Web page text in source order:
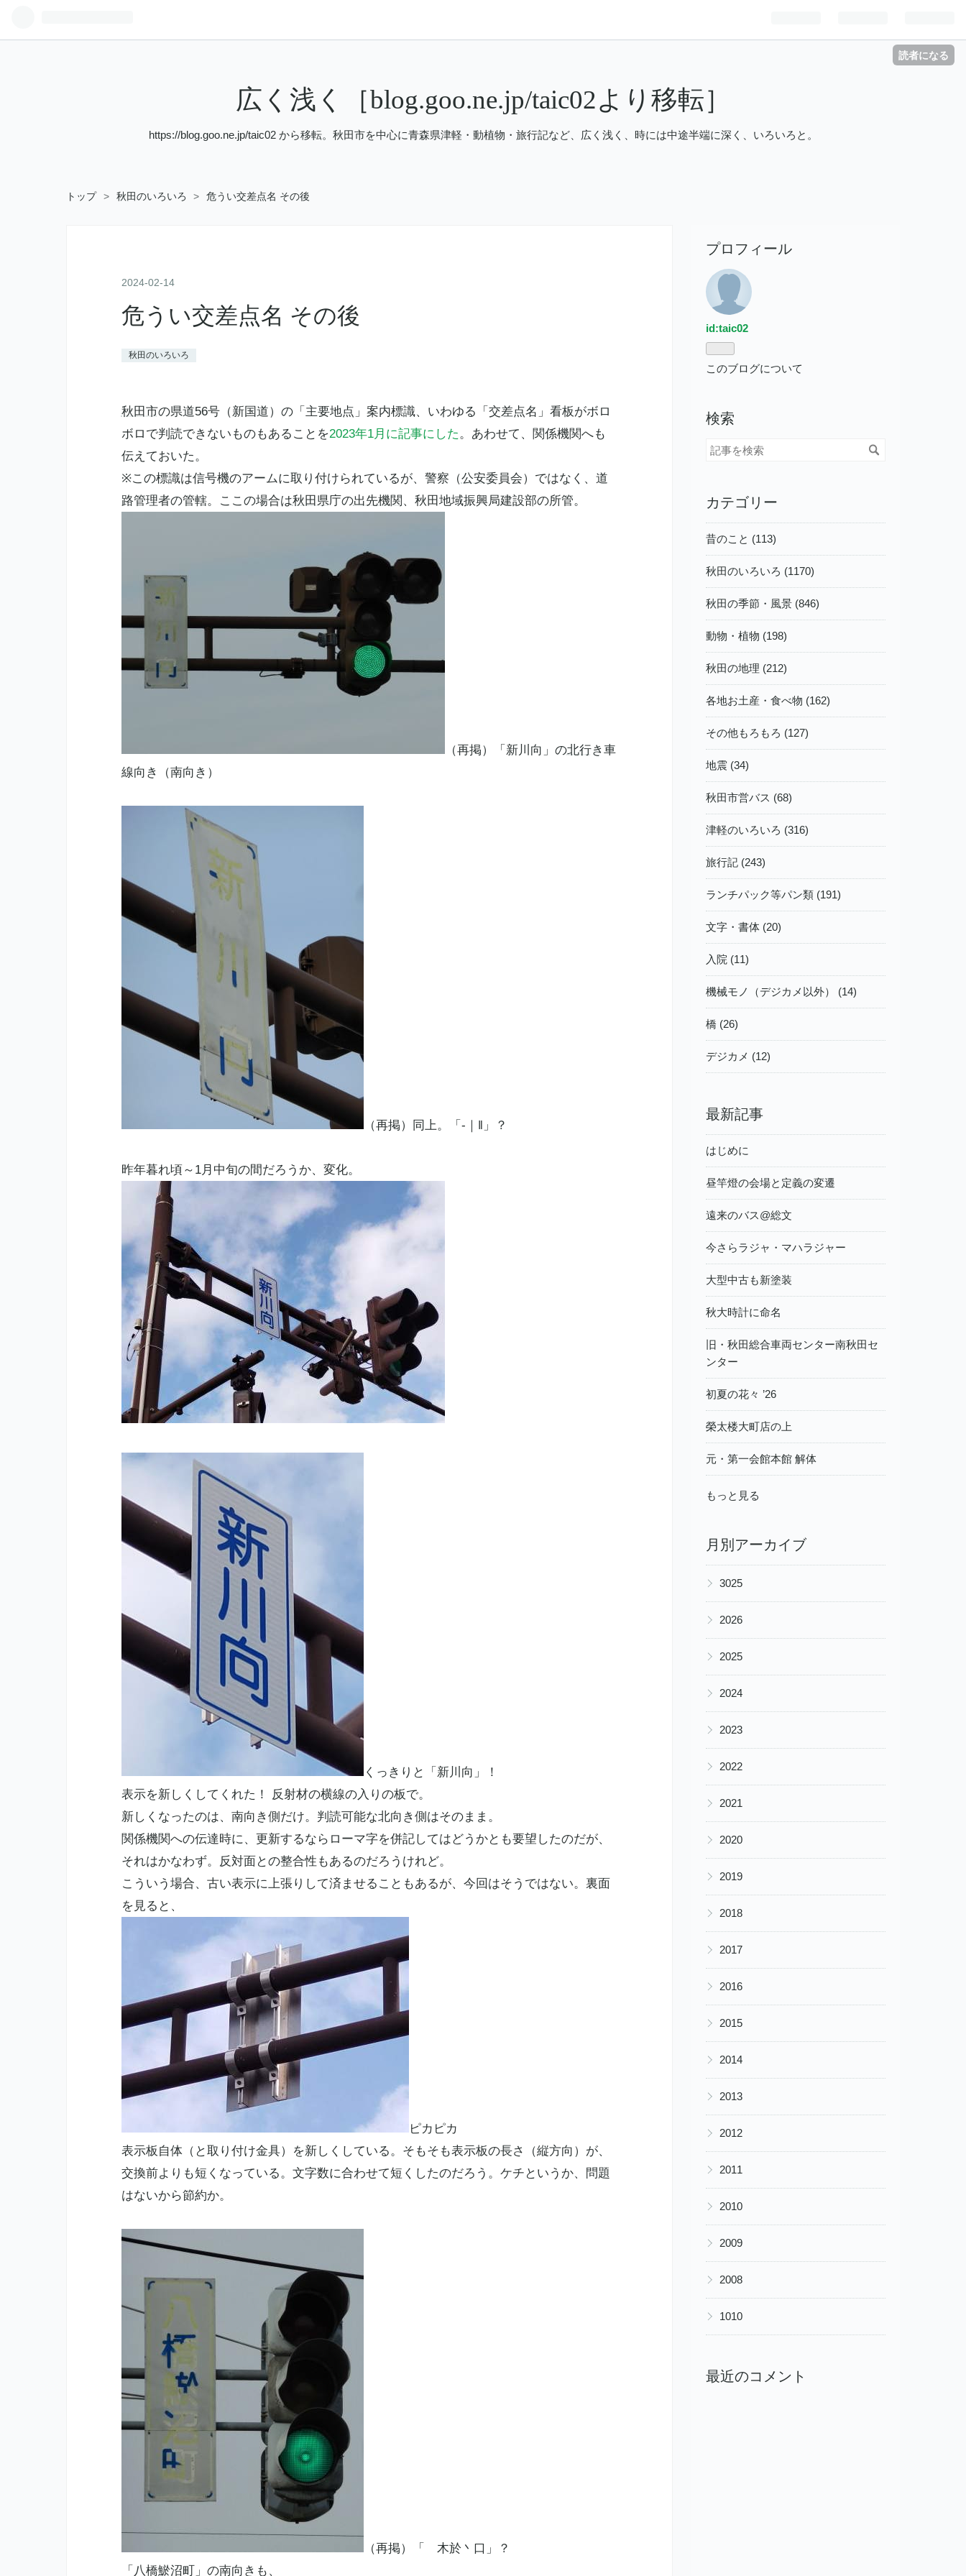
読者になる
広く浅く［blog.goo.ne.jp/taic02より移転］
https://blog.goo.ne.jp/taic02 から移転。秋田市を中心に青森県津軽・動植物・旅行記など、広く浅く、時には中途半端に深く、いろいろと。
トップ > 秋田のいろいろ > 危うい交差点名 その後
2024-02-14
危うい交差点名 その後
秋田のいろいろ
秋田市の県道56号（新国道）の「主要地点」案内標識、いわゆる「交差点名」看板がボロ
ボロで判読できないものもあることを2023年1月に記事にした。あわせて、関係機関へも
伝えておいた。
※この標識は信号機のアームに取り付けられているが、警察（公安委員会）ではなく、道
路管理者の管轄。ここの場合は秋田県庁の出先機関 、秋田地域振興局建設部の所管。
（再掲）「新川向」の北行き車
線向き（南向き）
（再掲）同上。「-｜‖」？
昨年暮れ頃～1月中旬の間だろうか、変化。
くっきりと「新川向」！
表示を新しくしてくれた！ 反射材の横線の入りの板で。
新しくなったのは、南向き側だけ。判読可能な北向き側はそのまま。
関係機関への伝達時に、更新するならローマ字を併記してはどうかとも要望したのだが、
それはかなわず。反対面との整合性もあるのだろうけれど。
こういう場合、古い表示に上張りして済ませることもあるが、今回はそうではない。裏面
を見ると、
ピカピカ
表示板自体（と取り付け金具）を新しくしている。そもそも表示板の長さ（縦方向）が、
交換前よりも短くなっている。文字数に合わせて短くしたのだろう。ケチというか、問題
はないから節約か。
（再掲）「 木於丶口」？
「八橋鯲沼町」の南向きも、
プロフィール
id:taic02
このブログについて
検索
カテゴリー
昔のこと (113)
秋田のいろいろ (1170)
秋田の季節・風景 (846)
動物・植物 (198)
秋田の地理 (212)
各地お土産・食べ物 (162)
その他もろもろ (127)
地震 (34)
秋田市営バス (68)
津軽のいろいろ (316)
旅行記 (243)
ランチパック等パン類 (191)
文字・書体 (20)
入院 (11)
機械モノ（デジカメ以外） (14)
橋 (26)
デジカメ (12)
最新記事
はじめに
昼竿燈の会場と定義の変遷
遠来のバス@総文
今さらラジャ・マハラジャー
大型中古も新塗装
秋大時計に命名
旧・秋田総合車両センター南秋田セ
ンター
初夏の花々 ’26
榮太楼大町店の上
元・第一会館本館 解体
もっと見る
月別アーカイブ
▶ 3025
▶ 2026
▶ 2025
▶ 2024
▶ 2023
▶ 2022
▶ 2021
▶ 2020
▶ 2019
▶ 2018
▶ 2017
▶ 2016
▶ 2015
▶ 2014
▶ 2013
▶ 2012
▶ 2011
▶ 2010
▶ 2009
▶ 2008
▶ 1010
最近のコメント